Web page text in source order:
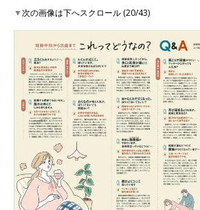
▼次の画像は下へスクロール (20/43)